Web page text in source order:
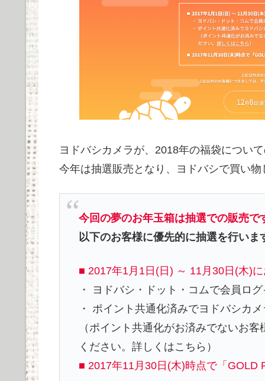
ヨドバシカメラが、2018年の福袋につい
今年は抽選販売となり、ヨドバシで買い
今回の夢のお年玉箱は抽選での販売で
以下のお客様に優先的に抽選を行いま
■ 2017年1月1日(日) ～ 11月30日(木)
・ ヨドバシ・ドット・コムで会員ロ
・ ポイント共通化済みでヨドバシカ
（ポイント共通化がお済みでないお
ください。詳しくはこちら）
■ 2017年11月30日(木)時点で「GOLD